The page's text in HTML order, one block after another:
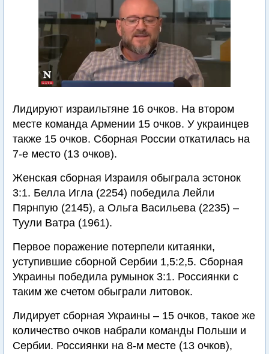
Лидируют израильтяне 16 очков. На втором
месте команда Армении 15 очков. У украинцев
также 15 очков. Сборная России откатилась на
7-е место (13 очков).
Женская сборная Израиля обыграла эстонок
3:1. Белла Игла (2254) победила Лейли
Пярнпую (2145), а Ольга Васильева (2235) –
Туули Ватра (1961).
Первое поражение потерпели китаянки,
уступившие сборной Сербии 1,5:2,5. Сборная
Украины победила румынок 3:1. Россиянки с
таким же счетом обыграли литовок.
Лидирует сборная Украины – 15 очков, такое же
количество очков набрали команды Польши и
Сербии. Россиянки на 8-м месте (13 очков),